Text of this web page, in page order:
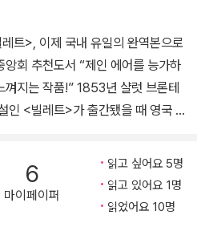
게 된 그때는 이 세상 누구보다도
함께 벨기에 브뤼셀로 떠난다. 18
청난 성공을 거둔다. 1848년 《셜
은 해 9월부터 1849년 사이에 세 남
두 죽는다. 한동안 글 쓰는 것을 중
한 수단으로 다시 집필을 시작했으
스와 결혼하지만, 임신 중에 건강이
세상을 떠난다. 첫 집필작이나 공개
1857년, 그의 사후에야 출간된다.
트>, 이제 국내 유일의 완역본으로
“제인 에어를 능가하
1853년 샬럿 브론테
인 <빌레트>가 출간됐을 때 영국 리
브론테의 가장 훌륭한 소설”이라고
서의 삶을 홀로 개척해 나가는 주인
6
마이페이퍼
읽고 싶어요 5명
읽고 있어요 1명
읽었어요 10명